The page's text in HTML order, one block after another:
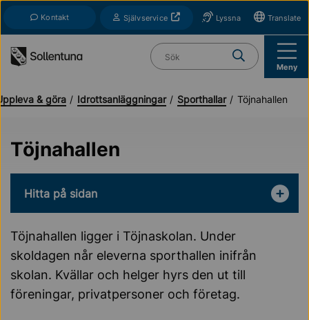
Kontakt SjälvserviceÖppnas i nytt fönsterLyssna Translate
Vad söker du?
Meny
& göra Idrottsanläggningar Sporthallar Töjnahallen
Töjnahallen
Hitta på sidan
Töjnahallen ligger i Töjnaskolan. Under
skoldagen når eleverna sporthallen inifrån
skolan. Kvällar och helger hyrs den ut till
föreningar, privatpersoner och företag.